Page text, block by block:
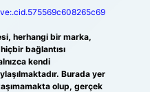
herhangi bir marka,
bağlantısı
kendi
Burada yer
olup, gerçek